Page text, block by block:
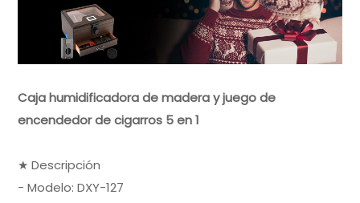
Caja humidificadora de madera y juego de
encendedor de cigarros 5 en 1
★ Descripción
- Modelo: DXY-127